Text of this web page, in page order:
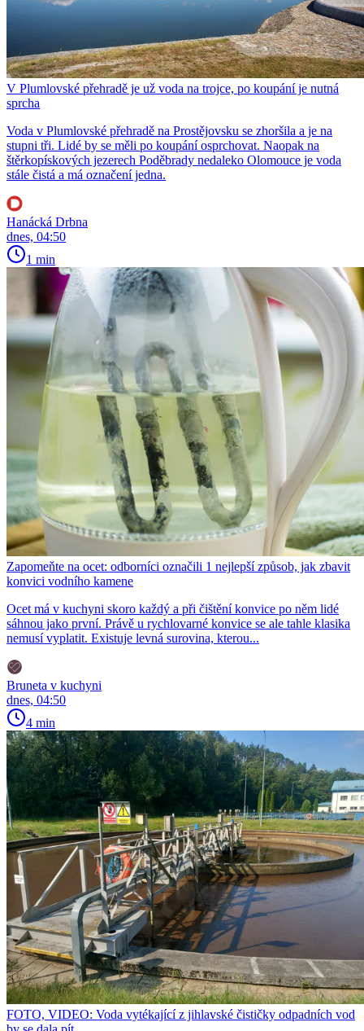
V Plumlovské přehradě je už voda na trojce, po koupání je nutná
sprcha
Voda v Plumlovské přehradě na Prostějovsku se zhoršila a je na
stupni tři. Lidé by se měli po koupání osprchovat. Naopak na
štěrkopískových jezerech Poděbrady nedaleko Olomouce je voda
stále čistá a má označení jedna.
Hanácká Drbna
dnes, 04:50
1 min
Zapomeňte na ocet: odborníci označili 1 nejlepší způsob, jak zbavit
konvici vodního kamene
Ocet má v kuchyni skoro každý a při čištění konvice po něm lidé
sáhnou jako první. Právě u rychlovarné konvice se ale tahle klasika
nemusí vyplatit. Existuje levná surovina, kterou...
Bruneta v kuchyni
dnes, 04:50
4 min
FOTO, VIDEO: Voda vytékající z jihlavské čističky odpadních vod